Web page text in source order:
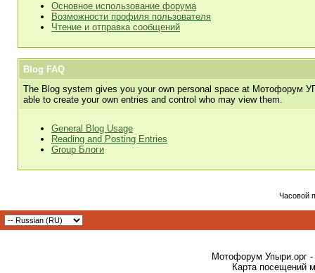
Основное использование форума
Возможности профиля пользователя
Чтение и отправка сообщений
Blog FAQ
The Blog system gives you your own personal space at Мотофорум
able to create your own entries and control who may view them.
General Blog Usage
Reading and Posting Entries
Group Блоги
Часовой
Мотофорум Упыри.орг -
Карта посещений